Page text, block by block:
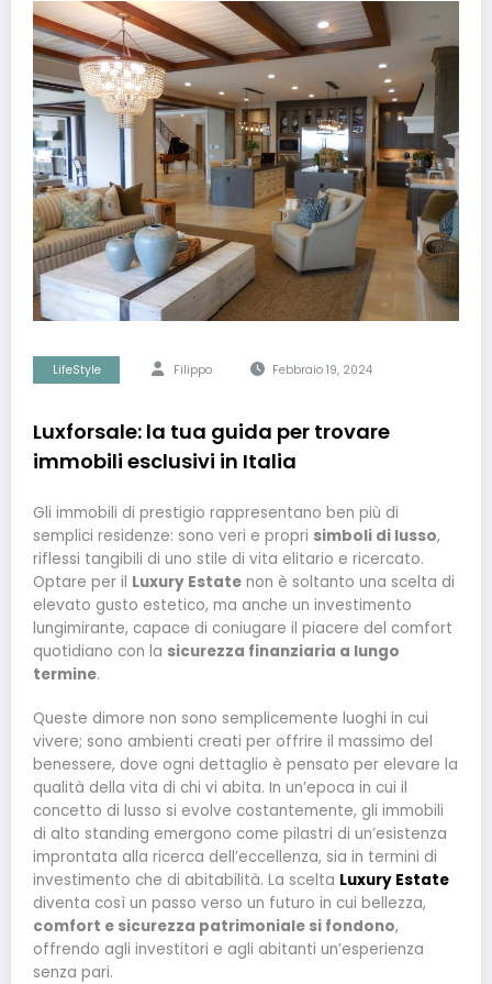
LifeStyle Filippo Febbraio 19, 2024
Luxforsale: la tua guida per trovare
immobili esclusivi in Italia
Gli immobili di prestigio rappresentano ben più di
semplici residenze: sono veri e propri simboli di lusso,
riflessi tangibili di uno stile di vita elitario e ricercato.
Optare per il Luxury Estate non è soltanto una scelta di
elevato gusto estetico, ma anche un investimento
lungimirante, capace di coniugare il piacere del comfort
quotidiano con la sicurezza finanziaria a lungo
termine.
Queste dimore non sono semplicemente luoghi in cui
vivere; sono ambienti creati per offrire il massimo del
benessere, dove ogni dettaglio è pensato per elevare la
qualità della vita di chi vi abita. In un’epoca in cui il
concetto di lusso si evolve costantemente, gli immobili
di alto standing emergono come pilastri di un’esistenza
improntata alla ricerca dell’eccellenza, sia in termini di
investimento che di abitabilità. La scelta Luxury Estate
diventa così un passo verso un futuro in cui bellezza,
comfort e sicurezza patrimoniale si fondono,
offrendo agli investitori e agli abitanti un’esperienza
senza pari.